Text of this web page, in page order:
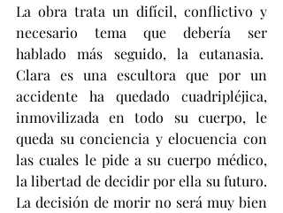
La obra trata un difícil, conflictivo y
necesario tema que debería ser
hablado más seguido, la eutanasia.
Clara es una escultora que por un
accidente ha quedado cuadripléjica,
inmovilizada en todo su cuerpo, le
queda su conciencia y elocuencia con
las cuales le pide a su cuerpo médico,
la libertad de decidir por ella su futuro.
La decisión de morir no será muy bien